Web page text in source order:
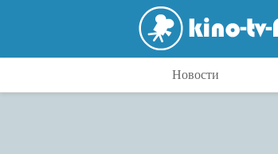
Новости